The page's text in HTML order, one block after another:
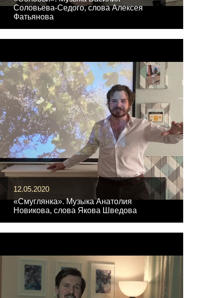
Соловьева-Седого, слова Алексея
Фатьянова
12.05.2020
«Смуглянка». Музыка Анатолия
Новикова, слова Якова Шведова